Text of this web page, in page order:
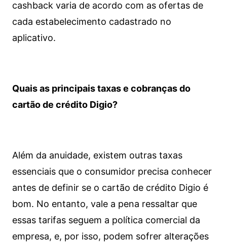
cashback varia de acordo com as ofertas de
cada estabelecimento cadastrado no
aplicativo.
Quais as principais taxas e cobranças do
cartão de crédito Digio?
Além da anuidade, existem outras taxas
essenciais que o consumidor precisa conhecer
antes de definir se o cartão de crédito Digio é
bom. No entanto, vale a pena ressaltar que
essas tarifas seguem a política comercial da
empresa, e, por isso, podem sofrer alterações